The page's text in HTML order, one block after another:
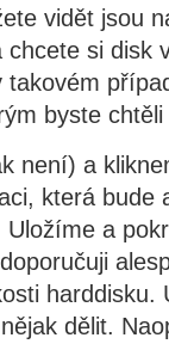
vidět jsou
si disk
byste
není) a
která bude
a
harddisku.
dělit.